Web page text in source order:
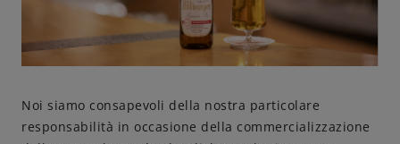
Share & Pair
Ricette
Noi siamo consapevoli della nostra particolare
responsabilità in occasione della commercializzazione